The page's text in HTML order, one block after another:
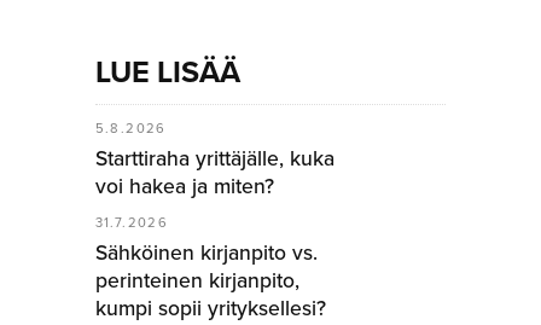
LUE LISÄÄ
5.8.2026
Starttiraha yrittäjälle, kuka
voi hakea ja miten?
31.7.2026
Sähköinen kirjanpito vs.
perinteinen kirjanpito,
kumpi sopii yrityksellesi?